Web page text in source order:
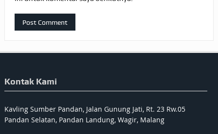
Kontak Kami
Kavling Sumber Pandan, Jalan Gunung Jati, Rt. 23 Rw.05
Pandan Selatan, Pandan Landung, Wagir, Malang